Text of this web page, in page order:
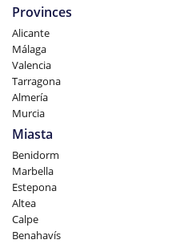
Provinces
Alicante
Málaga
Valencia
Tarragona
Almería
Murcia
Miasta
Benidorm
Marbella
Estepona
Altea
Calpe
Benahavís